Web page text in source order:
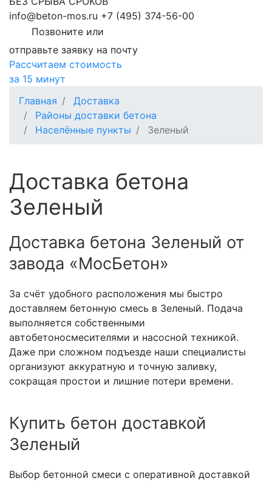
info@beton-mos.ru +7 (495) 374-56-00
Позвоните или
отправьте заявку на почту
Рассчитаем стоимость
за 15 минут
Главная
Доставка
Районы доставки бетона
Населённые пункты
Зеленый
Доставка бетона
Зеленый
Доставка бетона Зеленый от
завода «МосБетон»
За счёт удобного расположения мы быстро
доставляем бетонную смесь в Зеленый. Подача
выполняется собственными
автобетоносмесителями и насосной техникой.
Даже при сложном подъезде наши специалисты
организуют аккуратную и точную заливку,
сокращая простои и лишние потери времени.
Купить бетон доставкой
Зеленый
Выбор бетонной смеси с оперативной доставкой